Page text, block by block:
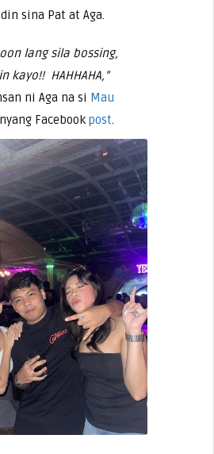
sina Pat at Aga.
lang sila bossing,
kayo!! HAHHAHA,”
ni Aga na si Mau
Facebook post.